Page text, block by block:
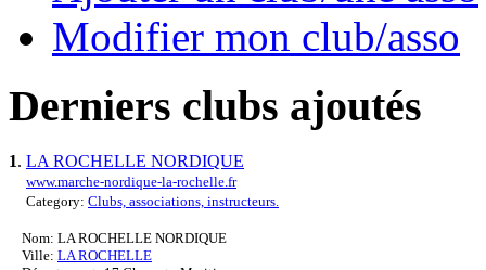
Modifier mon club/asso
Derniers clubs ajoutés
1. LA ROCHELLE NORDIQUE
www.marche-nordique-la-rochelle.fr
Category: Clubs, associations, instructeurs.
Nom: LA ROCHELLE NORDIQUE
Ville: LA ROCHELLE